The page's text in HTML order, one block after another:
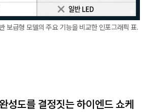
보급형 모델의 주요 기능을 비교한 인포그래픽 표.
성도를 결정짓는 하이엔드 쇼케